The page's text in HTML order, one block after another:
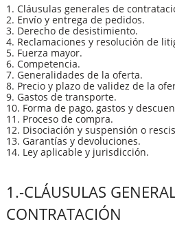
1. Cláusulas generales de
2. Envío y entrega de pedidos.
3. Derecho de desistimiento.
4. Reclamaciones y resolución de
5. Fuerza mayor.
6. Competencia.
7. Generalidades de la oferta.
8. Precio y plazo de validez de la
9. Gastos de transporte.
10. Forma de pago, gastos y
11. Proceso de compra.
12. Disociación y suspensión o
13. Garantías y devoluciones.
14. Ley aplicable y jurisdicción.
1.-CLÁUSULAS
CONTRATACIÓN